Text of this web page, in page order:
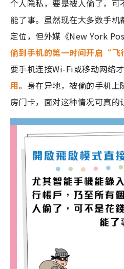
个人隐私，要是被人偷了，
能了事。虽然现在大多数手
定位，但外媒《New York
偷到手机的第一时间开启“飞
要手机连接Wi-Fi或移动网络
用。身在异地，被偷的手机
房门卡，面对这种情况可真的